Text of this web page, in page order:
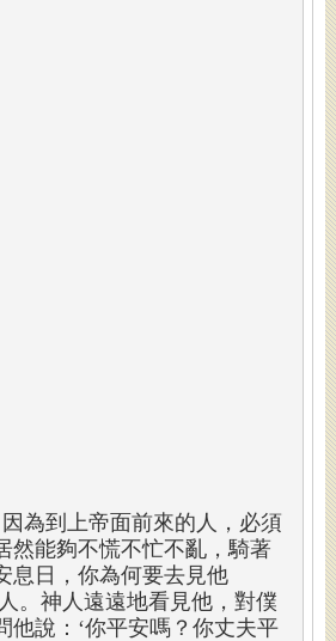
為到上帝面前來的人，必須
然能夠不慌不忙不亂，騎著
息日，你為何要去見他
。神人遠遠地看見他，對僕
他說：‘你平安嗎？你丈夫平